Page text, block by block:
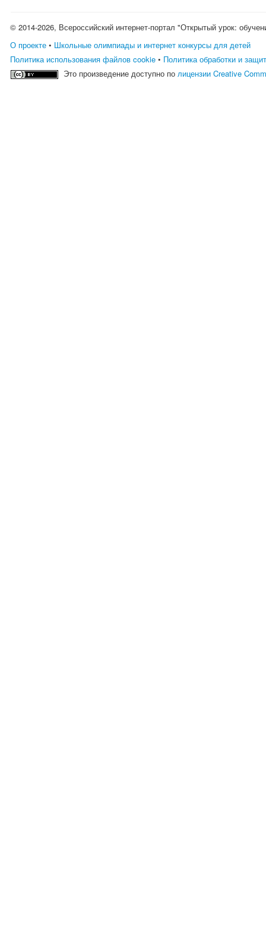
© 2014-2026, Всероссийский интернет-портал "Открытый урок:
О проекте • Школьные олимпиады и интернет конкурсы для детей
Политика использования файлов cookie • Политика обработки и
Это произведение доступно полицензии Creative